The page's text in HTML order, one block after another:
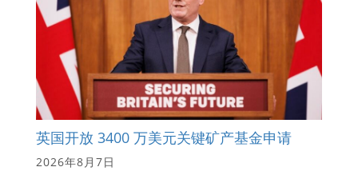
英国开放 3400 万美元关键矿产基金申请
2026年8月7日